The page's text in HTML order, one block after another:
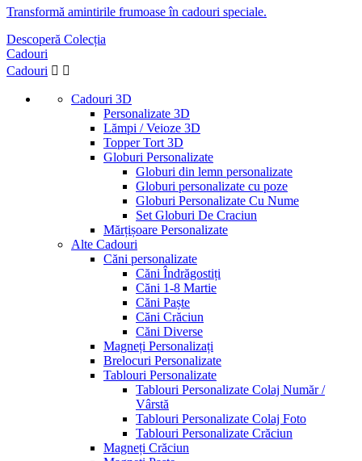
Transformă amintirile frumoase în cadouri speciale.
Descoperă Colecția
Cadouri
Cadouri  
Cadouri 3D
Personalizate 3D
Lămpi / Veioze 3D
Topper Tort 3D
Globuri Personalizate
Globuri din lemn personalizate
Globuri personalizate cu poze
Globuri Personalizate Cu Nume
Set Globuri De Craciun
Mărțișoare Personalizate
Alte Cadouri
Căni personalizate
Căni Îndrăgostiți
Căni 1-8 Martie
Căni Paște
Căni Crăciun
Căni Diverse
Magneți Personalizați
Brelocuri Personalizate
Tablouri Personalizate
Tablouri Personalizate Colaj Număr /
Vârstă
Tablouri Personalizate Colaj Foto
Tablouri Personalizate Crăciun
Magneți Crăciun